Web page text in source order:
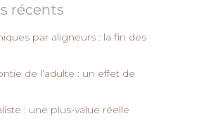
récents
par aligneurs : la fin des
de l’adulte : un effet de
: une plus-value réelle